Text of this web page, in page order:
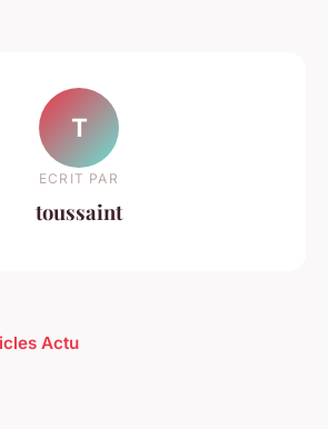
T
ECRIT PAR
toussaint
Actu